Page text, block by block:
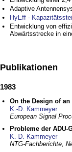
Adaptive
HyEff -
Entwicklung von
Abwärtsstrecke in
Publikationen
1983
On the Design of
K.-D. Kammeyer
European Signal
Probleme der
K.-D. Kammeyer
NTG-Fachberichte,